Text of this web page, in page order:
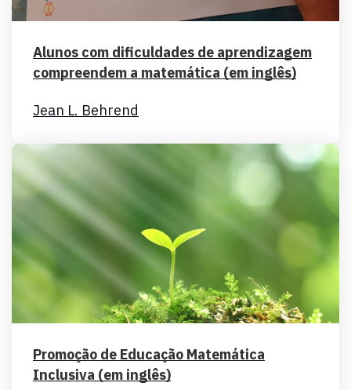
Alunos com dificuldades de aprendizagem
compreendem a matemática (em inglês)
Jean L. Behrend
Promoção de Educação Matemática
Inclusiva (em inglês)